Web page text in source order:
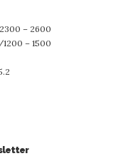
– 2600
– 1500